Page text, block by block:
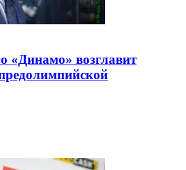
«Динамо» возглавит